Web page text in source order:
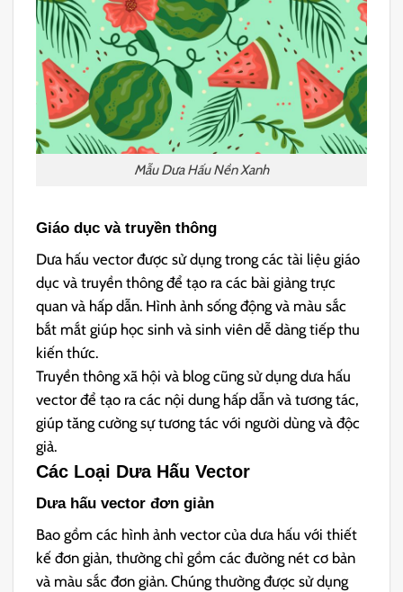
Mẫu Dưa Hấu Nền Xanh
Giáo dục và truyền thông
Dưa hấu vector được sử dụng trong các tài liệu giáo
dục và truyền thông để tạo ra các bài giảng trực
quan và hấp dẫn. Hình ảnh sống động và màu sắc
bắt mắt giúp học sinh và sinh viên dễ dàng tiếp thu
kiến thức.
Truyền thông xã hội và blog cũng sử dụng dưa hấu
vector để tạo ra các nội dung hấp dẫn và tương tác,
giúp tăng cường sự tương tác với người dùng và độc
giả.
Các Loại Dưa Hấu Vector
Dưa hấu vector đơn giản
Bao gồm các hình ảnh vector của dưa hấu với thiết
kế đơn giản, thường chỉ gồm các đường nét cơ bản
và màu sắc đơn giản. Chúng thường được sử dụng